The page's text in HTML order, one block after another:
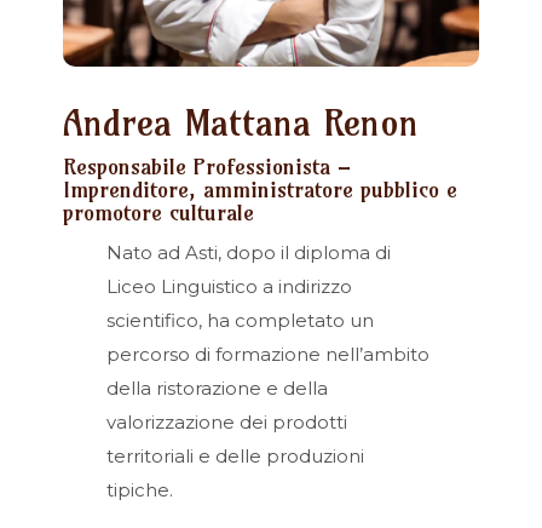
Andrea Mattana Renon
Responsabile Professionista –
Imprenditore, amministratore pubblico e
promotore culturale
Nato ad Asti, dopo il diploma di
Liceo Linguistico a indirizzo
scientifico, ha completato un
percorso di formazione nell’ambito
della ristorazione e della
valorizzazione dei prodotti
territoriali e delle produzioni
tipiche.